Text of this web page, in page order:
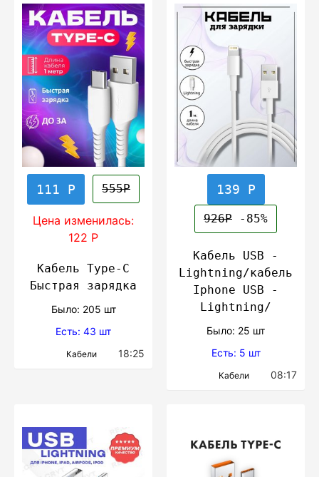
111 Р 555Р
Цена изменилась:
122 Р
Кабель Type-C
Быстрая зарядка
Было: 205 шт
Есть: 43 шт
Кабели 18:25
139 Р
926Р -85%
Кабель USB -
Lightning/кабель
Iphone USB -
Lightning/
Было: 25 шт
Есть: 5 шт
Кабели 08:17